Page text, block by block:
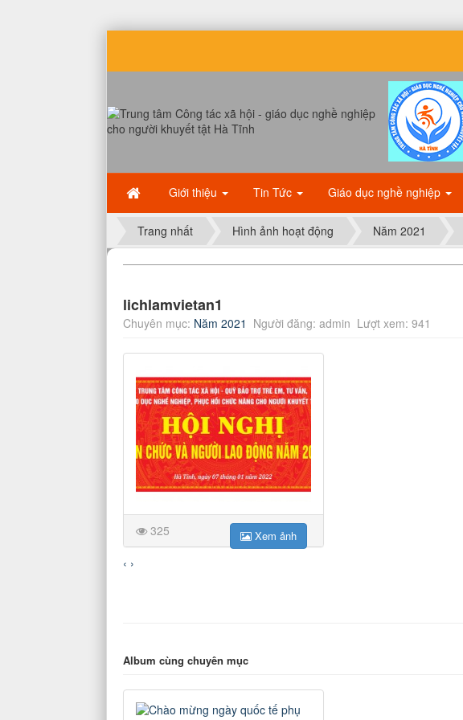
Giới thiệu Tin Tức Giáo dục nghề nghiệp
Trang nhất Hình ảnh hoạt động Năm 2021
lichlamvietan1
Chuyên mục: Năm 2021 Người đăng: admin Lượt xem: 941
325 Xem ảnh
‹ ›
Album cùng chuyên mục